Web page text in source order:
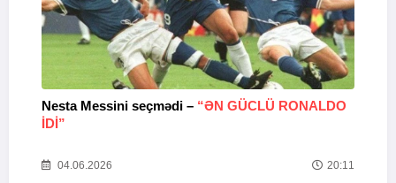
Nesta Messini seçmədi – “ƏN GÜCLÜ RONALDO
IDI”
04.06.2026 20:11